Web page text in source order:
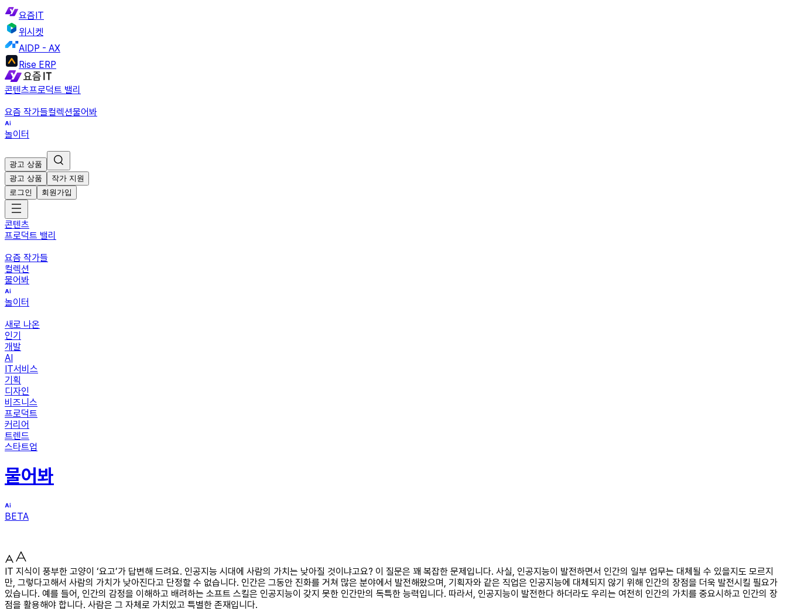
요즘IT
위시켓
AIDP - AX
Rise ERP
콘텐츠프로덕트 밸리
요즘 작가들컬렉션물어봐
놀이터
광고 상품
광고 상품
작가 지원
로그인
회원가입
콘텐츠
프로덕트 밸리
요즘 작가들
컬렉션
물어봐
놀이터
새로 나온
인기
개발
AI
IT서비스
기획
디자인
비즈니스
프로덕트
커리어
트렌드
스타트업
물어봐
BETA
IT 지식이 풍부한 고양이 ‘요고’가 답변해 드려요. 인공지능 시대에 사람의 가치는 낮아질 것이냐고요? 이 질문은 꽤 복잡한 문제입니다. 사실, 인공지능이 발전하면서 인간의 일부 업무는 대체될 수 있을지도 모르지
만, 그렇다고해서 사람의 가치가 낮아진다고 단정할 수 없습니다. 인간은 그동안 진화를 거쳐 많은 분야에서 발전해왔으며, 기획자와 같은 직업은 인공지능에 대체되지 않기 위해 인간의 장점을 더욱 발전시킬 필요가
있습니다. 예를 들어, 인간의 감정을 이해하고 배려하는 소프트 스킬은 인공지능이 갖지 못한 인간만의 독특한 능력입니다. 따라서, 인공지능이 발전한다 하더라도 우리는 여전히 인간의 가치를 중요시하고 인간의 장
점을 활용해야 합니다. 사람은 그 자체로 가치있고 특별한 존재입니다.